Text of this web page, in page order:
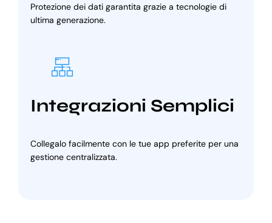
Protezione dei dati garantita grazie a tecnologie di
ultima generazione.
Integrazioni Semplici
Collegalo facilmente con le tue app preferite per una
gestione centralizzata.